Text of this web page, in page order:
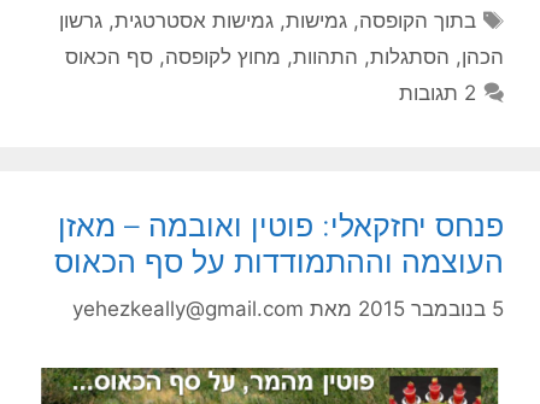
תגיות
בתוך הקופסה,גמישות,גמישות אסטרטגית,גרשון
הכהן, הסתגלות, התהוות, מחוץ לקופסה, סף הכאוס
2 תגובות
פנחס יחזקאלי: פוטין ואובמה – מאזן
העוצמה וההתמודדות על סף הכאוס
5 בנובמבר 2015 מאת yehezkeally@gmail.com